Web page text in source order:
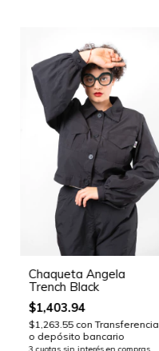
Chaqueta Angela
Trench Black
$1,403.94
$1,263.55 con Transferencia
o depósito bancario